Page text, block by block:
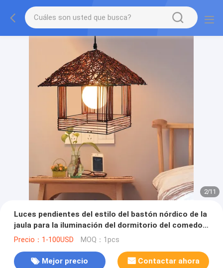
2/11
Luces pendientes del estilo del bastón nórdico de la
jaula para la iluminación del dormitorio del comedor
de la cocina (WH-WP-07)
Precio：1-100USD MOQ：1pcs
Mejor precio Contactar ahora